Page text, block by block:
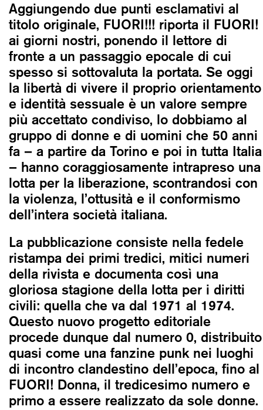
Aggiungendo due punti esclamativi al
titolo originale, FUORI!!! riporta il FUORI!
ai giorni nostri, ponendo il lettore di
fronte a un passaggio epocale di cui
spesso si sottovaluta la portata. Se oggi
la libertà di vivere il proprio orientamento
e identità sessuale è un valore sempre
più accettato condiviso, lo dobbiamo al
gruppo di donne e di uomini che 50 anni
fa – a partire da Torino e poi in tutta Italia
– hanno coraggiosamente intrapreso una
lotta per la liberazione, scontrandosi con
la violenza, l’ottusità e il conformismo
dell’intera società italiana.
La pubblicazione consiste nella fedele
ristampa dei primi tredici, mitici numeri
della rivista e documenta così una
gloriosa stagione della lotta per i diritti
civili: quella che va dal 1971 al 1974.
Questo nuovo progetto editoriale
procede dunque dal numero 0, distribuito
quasi come una fanzine punk nei luoghi
di incontro clandestino dell’epoca, fino al
FUORI! Donna, il tredicesimo numero e
primo a essere realizzato da sole donne.